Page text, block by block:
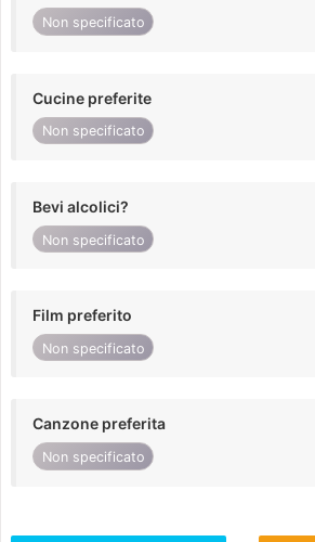
Non specificato
Cucine preferite
Non specificato
Bevi alcolici?
Non specificato
Film preferito
Non specificato
Canzone preferita
Non specificato